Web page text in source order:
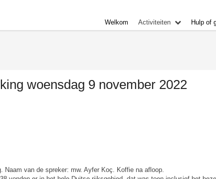
Welkom Activiteiten Hulp of
woensdag 9 november 2022
Naam van de spreker: mw. Ayfer Koç. Koffie na afloop.